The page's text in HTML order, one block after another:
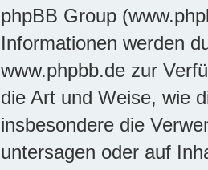
phpBB Group
Informationen werden
www.phpbb.de zur
die Art und Weise, wie
insbesondere die
untersagen oder auf